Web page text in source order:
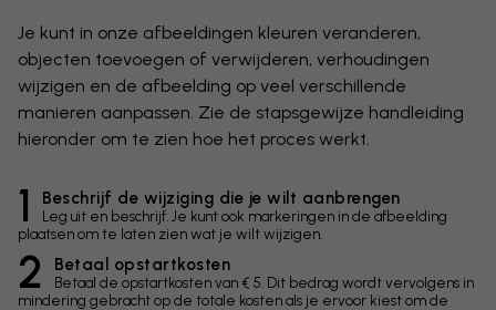
Je kunt in onze afbeeldingen kleuren veranderen,
objecten toevoegen of verwijderen, verhoudingen
wijzigen en de afbeelding op veel verschillende
manieren aanpassen. Zie de stapsgewijze handleiding
hieronder om te zien hoe het proces werkt.
1 Beschrijf de wijziging die je wilt aanbrengen
Leg uit en beschrijf. Je kunt ook markeringen in de afbeelding
plaatsen om te laten zien wat je wilt wijzigen.
2 Betaal opstartkosten
Betaal de opstartkosten van € 5. Dit bedrag wordt vervolgens in
mindering gebracht op de totale kosten als je ervoor kiest om de